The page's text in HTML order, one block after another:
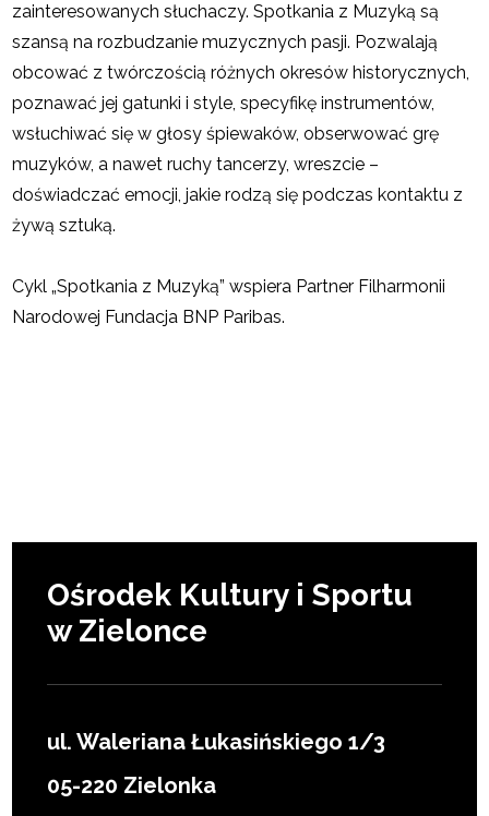
zainteresowanych słuchaczy.Spotkania z Muzyką są
szansą na rozbudzanie muzycznych pasji. Pozwalają
obcować z twórczością różnych okresów historycznych,
poznawać jej gatunki i style, specyfikę instrumentów,
wsłuchiwać się w głosy śpiewaków, obserwować grę
muzyków, a nawet ruchy tancerzy, wreszcie –
doświadczać emocji, jakie rodzą się podczas kontaktu z
żywą sztuką.
Cykl „Spotkania z Muzyką” wspiera Partner Filharmonii
Narodowej Fundacja BNP Paribas.
Ośrodek Kultury i Sportu
w Zielonce
ul. Waleriana Łukasińskiego 1/3
05-220 Zielonka